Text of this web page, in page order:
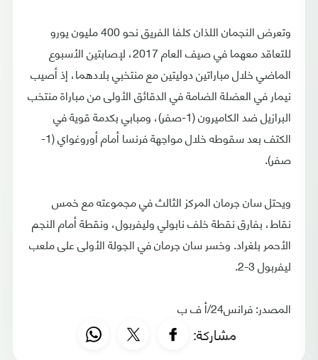
وتعرض النجمان اللذان كلفا الفريق نحو 400 مليون يورو
للتعاقد معهما في صيف العام 2017، لإصابتين الأسبوع
الماضي خلال مباراتين دوليتين مع منتخبي بلادهما، إذ أصيب
نيمار في العضلة الضامة في الدقائق الأولى من مباراة منتخب
البرازيل ضد الكاميرون (1-صفر)، ومبابي بكدمة قوية في
الكتف بعد سقوطه خلال مواجهة فرنسا أمام أوروغواي (1-
صفر).
ويحتل سان جرمان المركز الثالث في مجموعته مع خمس
نقاط، بفارق نقطة خلف نابولي وليفربول، ونقطة أمام النجم
الأحمر بلغراد. وخسر سان جرمان في الجولة الأولى على ملعب
ليفربول 3-2.
المصدر: فرانس24/أ ف ب
مشاركة: